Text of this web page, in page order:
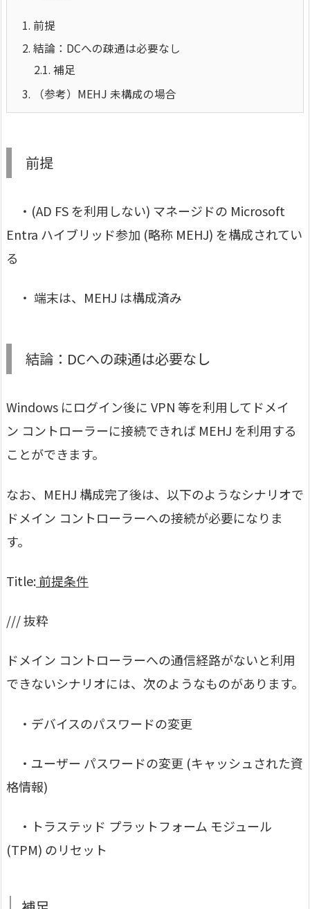
1. 前提
2. 結論：DCへの疎通は必要なし
2.1. 補足
3. （参考）MEHJ 未構成の場合
前提
・(AD FS を利用しない) マネージドの Microsoft
Entra ハイブリッド参加 (略称 MEHJ) を構成されてい
る
・ 端末は、MEHJ は構成済み
結論：DCへの疎通は必要なし
Windows にログイン後に VPN 等を利用してドメイ
ン コントローラーに接続できれば MEHJ を利用する
ことができます。
なお、MEHJ 構成完了後は、以下のようなシナリオで
ドメイン コントローラーへの接続が必要になりま
す。
Title:前提条件
/// 抜粋
ドメイン コントローラーへの通信経路がないと利用
できないシナリオには、次のようなものがあります。
・デバイスのパスワードの変更
・ユーザー パスワードの変更 (キャッシュされた資
格情報)
・トラステッド プラットフォーム モジュール
(TPM) のリセット